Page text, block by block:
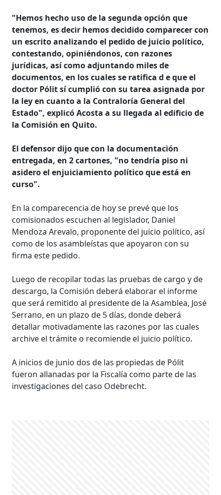
"Hemos hecho uso de la segunda opción que
tenemos, es decir hemos decidido comparecer con
un escrito analizando el pedido de juicio político,
contestando, opiniéndonos, con razones
jurídicas, así como adjuntando miles de
documentos, en los cuales se ratifica d e que el
doctor Pólit sí cumplió con su tarea asignada por
la ley en cuanto a la Contraloría General del
Estado", explicó Acosta a su llegada al edificio de
la Comisión en Quito.
El defensor dijo que con la documentación
entregada, en 2 cartones, "no tendría piso ni
asidero el enjuiciamiento político que está en
curso".
En la comparecencia de hoy se prevé que los
comisionados escuchen al legislador, Daniel
Mendoza Arevalo, proponente del juicio político, así
como de los asambleístas que apoyaron con su
firma este pedido.
Luego de recopilar todas las pruebas de cargo y de
descargo, la Comisión deberá elaborar el informe
que será remitido al presidente de la Asamblea, José
Serrano, en un plazo de 5 días, donde deberá
detallar motivadamente las razones por las cuales
archive el trámite o recomiende el juicio político.
A inicios de junio dos de las propiedas de Pólit
fueron allanadas por la Fiscalía como parte de las
investigaciones del caso Odebrecht.